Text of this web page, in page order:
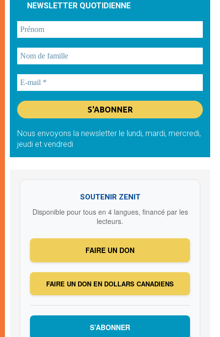
NEWSLETTER QUOTIDIENNE
Nous envoyons la newsletter le lundi, mardi, mercredi,
jeudi et vendredi
SOUTENIR ZENIT
Disponible pour tous en 4 langues, financé par les
lecteurs.
FAIRE UN DON
FAIRE UN DON EN DOLLARS CANADIENS
S’ABONNER